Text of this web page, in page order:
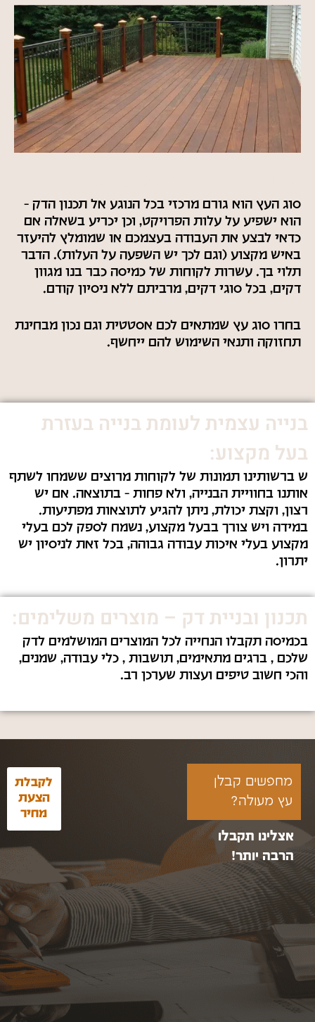
סוג העץ הוא גורם מרכזי בכל הנוגע אל תכנון הדק –
הוא ישפיע על עלות הפרויקט, וכן יכריע בשאלה אם
כדאי לבצע את העבודה בעצמכם או שמומלץ להיעזר
באיש מקצוע (וגם לכך יש השפעה על העלות). הדבר
תלוי בך. עשרות לקוחות של כמיסה כבר בנו מגוון
דקים, בכל סוגי דקים, מרביתם ללא ניסיון קודם.
בחרו סוג עץ שמתאים לכם אסטטית וגם נכון מבחינת
תחזוקה ותנאי השימוש להם ייחשף.
בנייה עצמית לעומת בנייה בעזרת
בעל מקצוע:
ש ברשותינו תמונות של לקוחות מרוצים ששמחו לשתף
אותנו בחוויית הבנייה, ולא פחות – בתוצאה. אם יש
רצון, וקצת יכולת, ניתן להגיע לתוצאות מפתיעות.
במידה ויש צורך בבעל מקצוע, נשמח לספק לכם בעלי
מקצוע בעלי איכות עבודה גבוהה, בכל זאת לניסיון יש
יתרון.
תכנון ובניית דק – מוצרים משלימים:
בכמיסה תקבלו הנחייה לכל המוצרים המושלמים לדק
שלכם , ברגים מתאימים, תושבות , כלי עבודה, שמנים,
והכי חשוב טיפים ועצות שערכן רב.
מחפשים קבלן
עץ מעולה?
אצלינו תקבלו
הרבה יותר!
לקבלת
הצעת
מחיר